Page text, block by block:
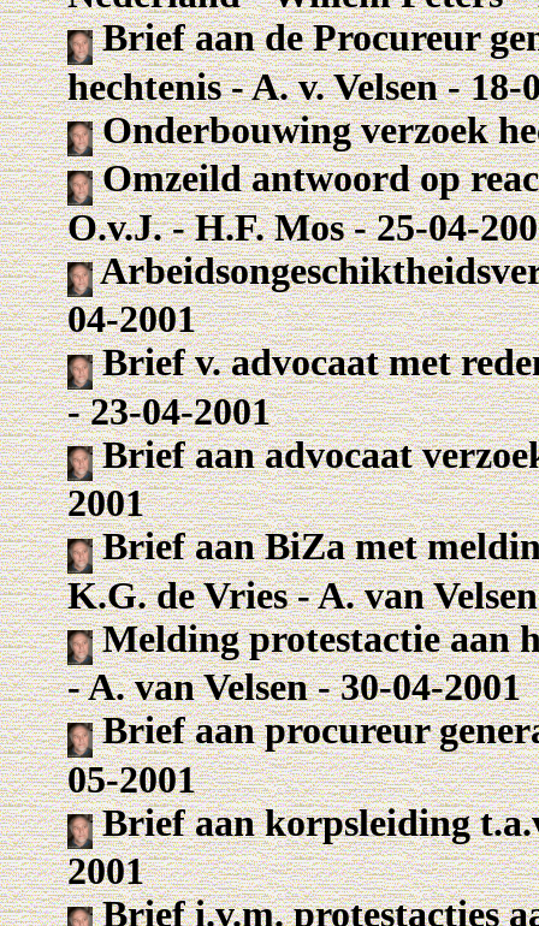
Brief aan de Procureur
hechtenis - A. v. Velsen - 18-
Onderbouwing verzoek
Omzeild antwoord op
O.v.J. - H.F. Mos - 25-04-
04-2001
Brief v. advocaat met
- 23-04-2001
Brief aan advocaat
2001
Brief aan BiZa met
K.G. de Vries - A. van
Melding protestactie aan
- A. van Velsen - 30-04-2001
Brief aan procureur
05-2001
Brief aan korpsleiding
2001
Brief i.v.m. protestacties